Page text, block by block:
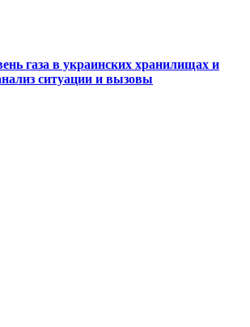
газа в украинских хранилищах и
ситуации и вызовы